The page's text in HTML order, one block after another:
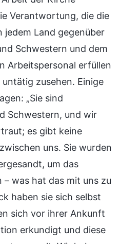
Verantwortung, die die
jedem Land gegenüber
Schwestern und dem
Arbeitspersonal erfüllen
zusehen. Einige
„Sie sind
Schwestern, und wir
es gibt keine
uns. Sie wurden
um das
– was hat das mit uns zu
haben sie sich selbst
sich vor ihrer Ankunft
erkundigt und diese